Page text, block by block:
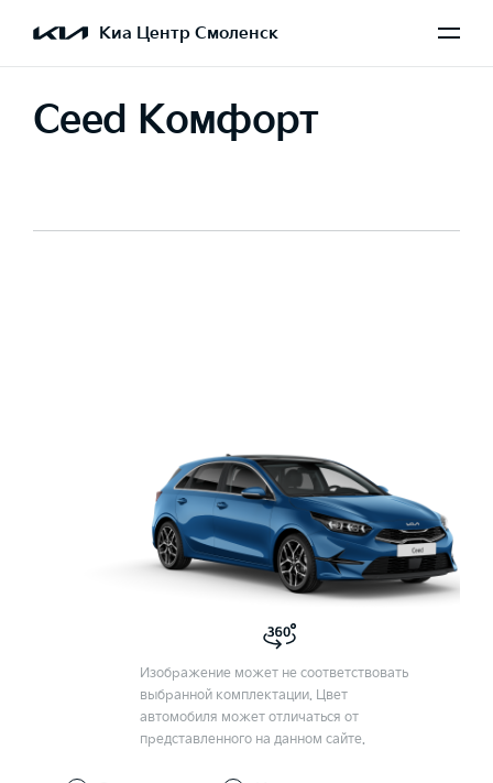
Киа Центр Смоленск
Ceed Комфорт
Изображение может не соответствовать
выбранной комплектации. Цвет
автомобиля может отличаться от
представленного на данном сайте.